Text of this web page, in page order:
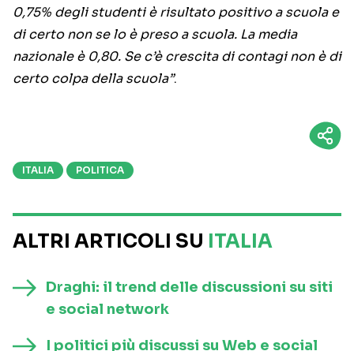
0,75% degli studenti è risultato positivo a scuola e
di certo non se lo è preso a scuola. La media
nazionale è 0,80. Se c’è crescita di contagi non è di
certo colpa della scuola”.
ITALIA POLITICA
ALTRI ARTICOLI SU ITALIA
Draghi: il trend delle discussioni su siti
e social network
I politici più discussi su Web e social